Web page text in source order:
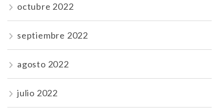
octubre 2022
septiembre 2022
agosto 2022
julio 2022